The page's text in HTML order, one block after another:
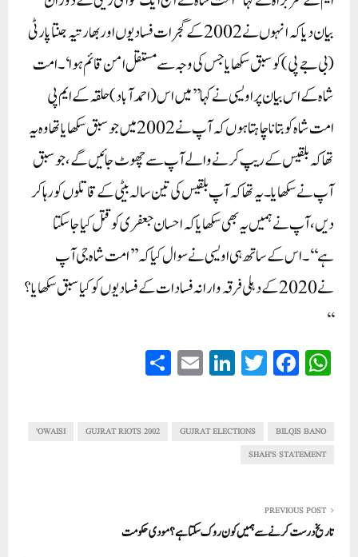
بیان دیا کہ انہوں نے 2002 کے گجرات فسادیوں اور بھارتیہ جنتا پارٹی
(بی جے پی) کو سبق سکھایا جس کی وجہ سے مستقل امن قائم ہوا‘۔ امت
شاہ کے اس بیان پر اویسی نے کہا’’میں اس (احمد آباد) حلقہ کے ایم پی
امت شاہ کو بتانا چاہتا ہوں کہ آپ نے 2002 میں جو سبق سکھایا تھا وہ یہ
تھا کہ بلقیس کے ریپ کرنے والے آپ سے چھوٹ جائیں گے، جو سبق
آپ نے سکھایا۔ یہ تھا کہ آپ بلقیس کی تین سالہ بیٹی کے قاتلوں کو رہا کر
دیں، آپ نے ہمیں یہ بھی سکھایا کہ احسان جعفری کو قتل کیا جا سکتا
ہے‘‘۔ اس کے ساتھ ہی اویسی نے سوال کیا کہ ’’امت شاہ جی آپ
نے 2020 کے دہلی فرقہ وارانہ فسادات کے فسادیوں کو کیا سبق سکھایا؟
‘‘
W
ha
A
pp
Fa
ce
ok
T
wi
r
Li
nk
In
E
m
BILQIS BANO
GUJRAT ELECTIONS
GUJRAT RIOTS 2002
OWAISI'
SHAH'S STATEMENT
PREVIOUS POST
تاریخ درست کرنے سے ہمیں کون روک سکتا ہے؟ مودی حکومت